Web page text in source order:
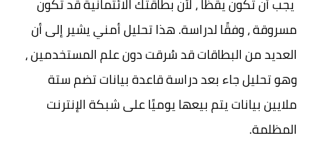
مسروقة ، وفقًا لدراسة. هذا تحليل أمني يشير إلى أن
العديد من البطاقات قد سُرقت دون علم المستخدمين ،
وهو تحليل جاء بعد دراسة قاعدة بيانات تضم ستة
ملايين بيانات يتم بيعها يوميًا على شبكة الإنترنت
المظلمة.